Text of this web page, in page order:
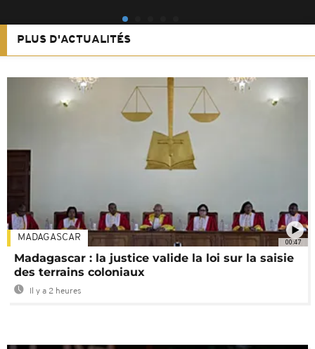
PLUS D'ACTUALITÉS
00:47
MADAGASCAR
Madagascar : la justice valide la loi sur la saisie
des terrains coloniaux
Il y a 2 heures